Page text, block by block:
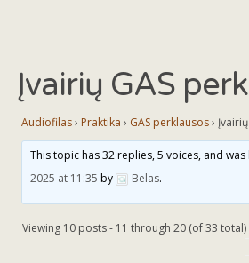
Įvairių GAS
Audiofilas› Praktika › GAS perklausos›
This topic has 32 replies, 5 voices, and
2025 at 11:35 by Belas.
Viewing 10 posts - 11 through 20 (of 33 total)